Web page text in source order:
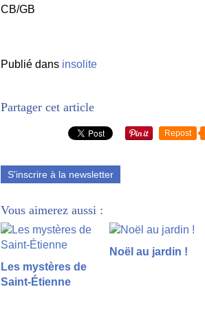
CB/GB
Publié dans insolite
Partager cet article
Repost
S'inscrire à la newsletter
Vous aimerez aussi :
Les mystères de
Saint-Étienne
Noël au jardin !